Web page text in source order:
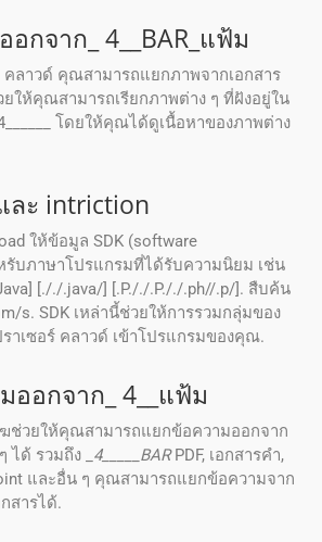
กจาก_ 4__BAR_แฟ้ม
ลาวด์ คุณสามารถแยกภาพจากเอกสาร
ห้คุณสามารถเรียกภาพต่าง ๆ ที่ฝังอยู่ใน
โดยให้คุณได้ดูเนื้อหาของภาพต่าง
ละ intriction
ให้ข้อมูล SDK (software
รับภาษาโปรแกรมที่ได้รับความนิยม เช่น
[././.java/] [.P././.P././.ph//.p/]. สืบค้น
s. SDK เหล่านี้ช่วยให้การรวมกลุ่มของ
าเซอร์ คลาวด์ เข้าโปรแกรมของคุณ.
ออกจาก_ 4__แฟ้ม
ช่วยให้คุณสามารถแยกข้อความออกจาก
ด้ รวมถึง _ 4_____BARPDF, เอกสารคํา,
และอื่น ๆ คุณสามารถแยกข้อความจาก
สารได้.